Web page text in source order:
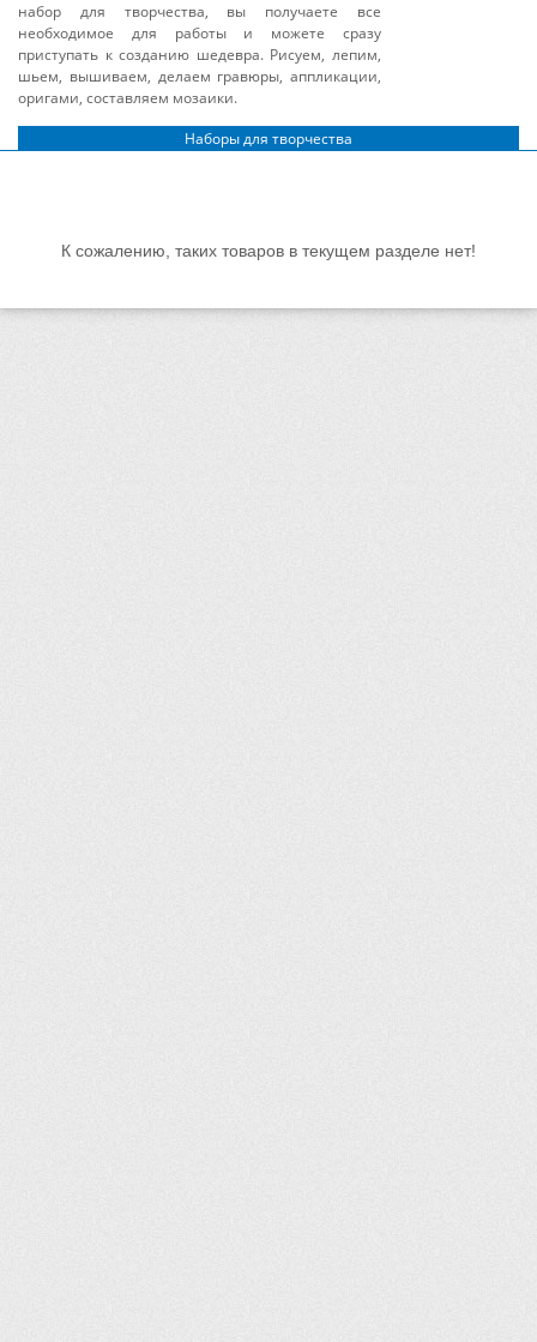
набор для творчества, вы получаете все
необходимое для работы и можете сразу
приступать к созданию шедевра. Рисуем, лепим,
шьем, вышиваем, делаем гравюры, аппликации,
оригами, составляем мозаики.
Наборы для творчества
К сожалению, таких товаров в текущем разделе нет!